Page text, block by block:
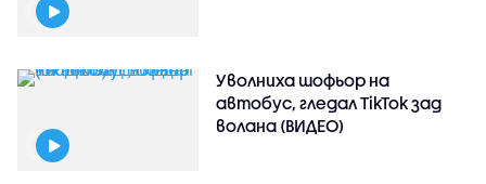
Уволниха шофьор на
автобус, гледал TikTok зад
волана (ВИДЕО)